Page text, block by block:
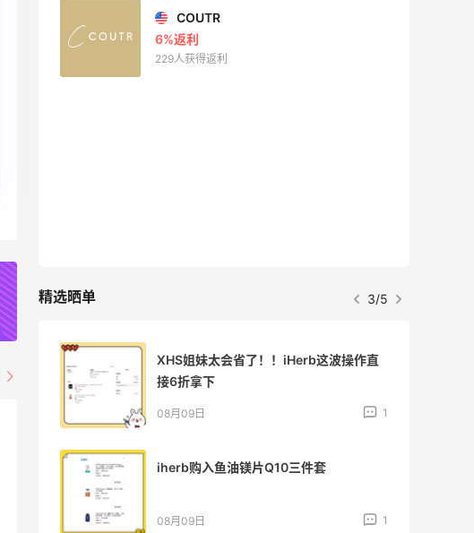
Biōkreativ
30%返利
54人获得返利
精选晒单 4/5
iherb打工人**三件套 | 内调外养篇！
08月09日 1
夏天续命水来了！山姆弱碱水+可乐联名
08月09日 2